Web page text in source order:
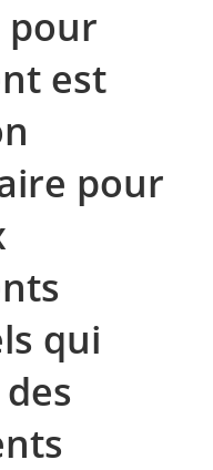
pour
est
pour
qui